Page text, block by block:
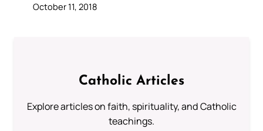
October 11, 2018
Catholic Articles
Explore articles on faith, spirituality, and Catholic
teachings.